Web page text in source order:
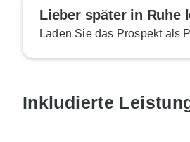
Lieber später in Ruhe
Laden Sie das Prospekt als
Inkludierte